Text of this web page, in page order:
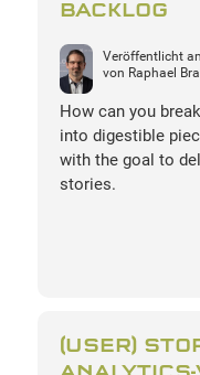
BACKLOG
Veröffentlicht
von Raphael
How can you
into digestible
with the goal to
stories.
(USER)